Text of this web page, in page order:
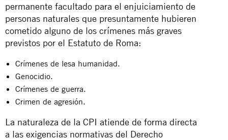
permanente facultado para el enjuiciamiento de
personas naturales que presuntamente hubieren
cometido alguno de los crímenes más graves
previstos por el Estatuto de Roma:
Crímenes de lesa humanidad.
Genocidio.
Crímenes de guerra.
Crimen de agresión.
La naturaleza de la CPI atiende de forma directa
a las exigencias normativas del Derecho